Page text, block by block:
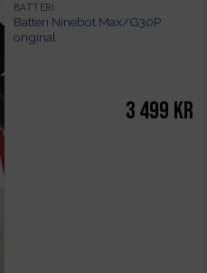
BATTERI
Batteri Ninebot Max/G30P
original
3 499 kr